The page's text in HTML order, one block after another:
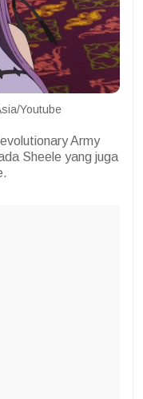
Youtube
Army
Sheele yang juga